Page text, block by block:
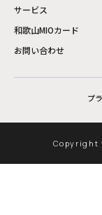
サービス
和歌山MIOカード
お問い合わせ
プ
Copyright